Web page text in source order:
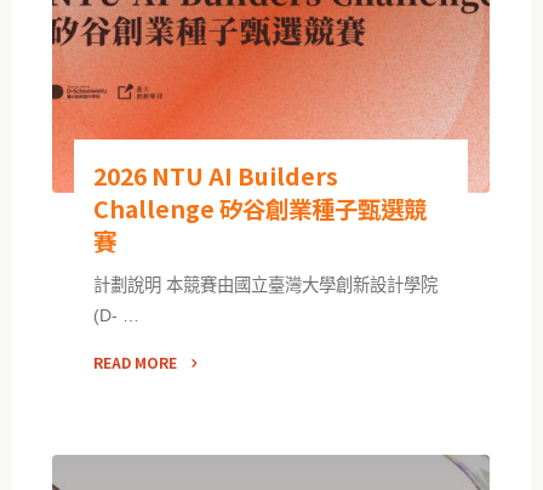
2026 NTU AI Builders
Challenge 矽谷創業種子甄選競
賽
計劃說明 本競賽由國立臺灣大學創新設計學院
(D- …
READ MORE